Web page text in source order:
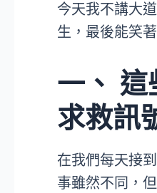
今天我不講大
生，最後能笑
一、 這
求救訊
在我們每天接
事雖然不同，